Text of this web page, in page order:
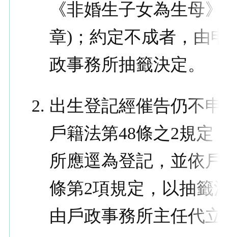
《非婚生子女為生母
章)；約定不成者，由
政事務所抽籤決定。
出生登記經催告仍不申
戶籍法第48條之2規定
所應逕為登記，並依戶
條第2項規定，以抽籤
由戶政事務所主任代立